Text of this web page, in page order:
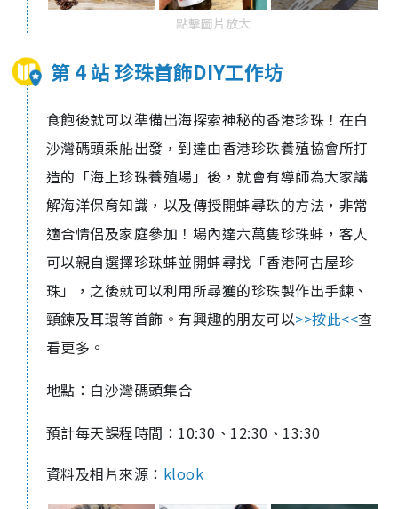
點擊圖片放大
第 4 站 珍珠首飾DIY工作坊
食飽後就可以準備出海探索神秘的香港珍珠！在白
沙灣碼頭乘船出發，到達由香港珍珠養殖協會所打
造的「海上珍珠養殖場」後，就會有導師為大家講
解海洋保育知識，以及傳授開蚌尋珠的方法，非常
適合情侶及家庭參加！場內達六萬隻珍珠蚌，客人
可以親自選擇珍珠蚌並開蚌尋找「香港阿古屋珍
珠」，之後就可以利用所尋獲的珍珠製作出手鍊、
頸鍊及耳環等首飾。有興趣的朋友可以>>按此<<查
看更多。
地點：白沙灣碼頭集合
預計每天課程時間：10:30、12:30、13:30
資料及相片來源： klook